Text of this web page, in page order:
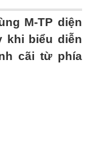
M-TP diện
khi biểu diễn
cãi từ phía